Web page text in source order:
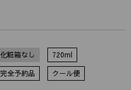
化粧箱なし
720ml
完全予約品
クール便